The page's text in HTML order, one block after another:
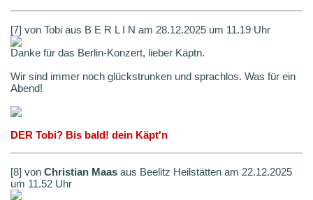
[7] von Tobi aus B E R L I N am 28.12.2025 um 11.19 Uhr
Danke für das Berlin-Konzert, lieber Käptn.
Wir sind immer noch glückstrunken und sprachlos. Was für ein
Abend!
DER Tobi? Bis bald! dein Käpt'n
[8] von Christian Maas aus Beelitz Heilstätten am 22.12.2025
um 11.52 Uhr